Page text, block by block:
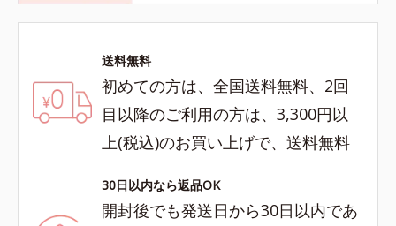
送料無料
初めての方は、全国送料無料、2回
目以降のご利用の方は、3,300円以
上(税込)のお買い上げで、送料無料
30日以内なら返品OK
開封後でも発送日から30日以内であ